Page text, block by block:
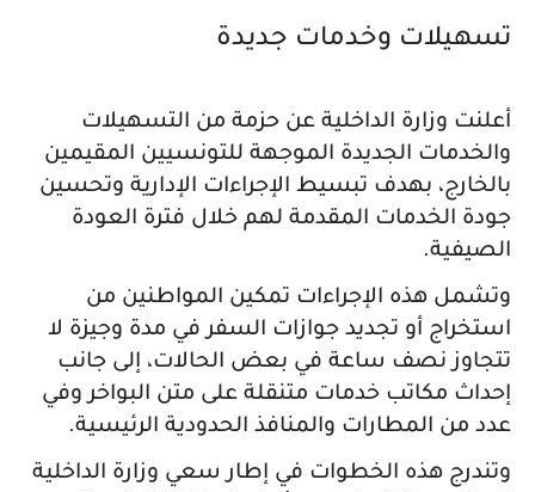
تسهيلات وخدمات جديدة
أعلنت وزارة الداخلية عن حزمة من التسهيلات
والخدمات الجديدة الموجهة للتونسيين المقيمين
بالخارج، بهدف تبسيط الإجراءات الإدارية وتحسين
جودة الخدمات المقدمة لهم خلال فترة العودة
الصيفية.
وتشمل هذه الإجراءات تمكين المواطنين من
استخراج أو تجديد جوازات السفر في مدة وجيزة لا
تتجاوز نصف ساعة في بعض الحالات، إلى جانب
إحداث مكاتب خدمات متنقلة على متن البواخر وفي
عدد من المطارات والمنافذ الحدودية الرئيسية.
وتندرج هذه الخطوات في إطار سعي وزارة الداخلية